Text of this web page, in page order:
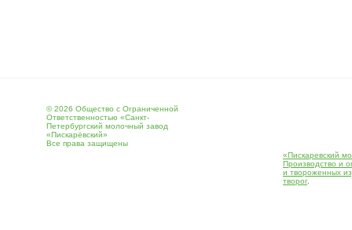
© 2026 Общество с Ограниченной
Ответственностью «Санкт-
Петербургский молочный завод
«Пискарёвский»
Все права защищены
«Пискаревский
Производство и
и твороженных
творог.